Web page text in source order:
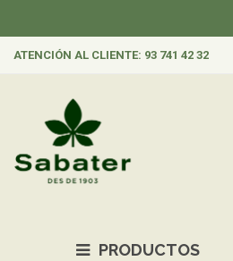
ATENCIÓN AL CLIENTE: 93 741 42 32
PRODUCTOS